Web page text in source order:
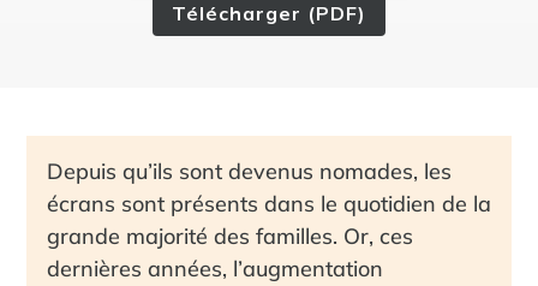
Télécharger (PDF)
Depuis qu’ils sont devenus nomades, les
écrans sont présents dans le quotidien de la
grande majorité des familles. Or, ces
dernières années, l’augmentation